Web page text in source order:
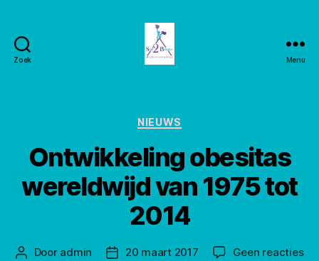
Zoek Menu
Categorieën
NIEUWS
Ontwikkeling obesitas
wereldwijd van 1975 tot
2014
Berichtauteur
Door admin Berichtdatum
20 maart 2017 Geen reactiesop